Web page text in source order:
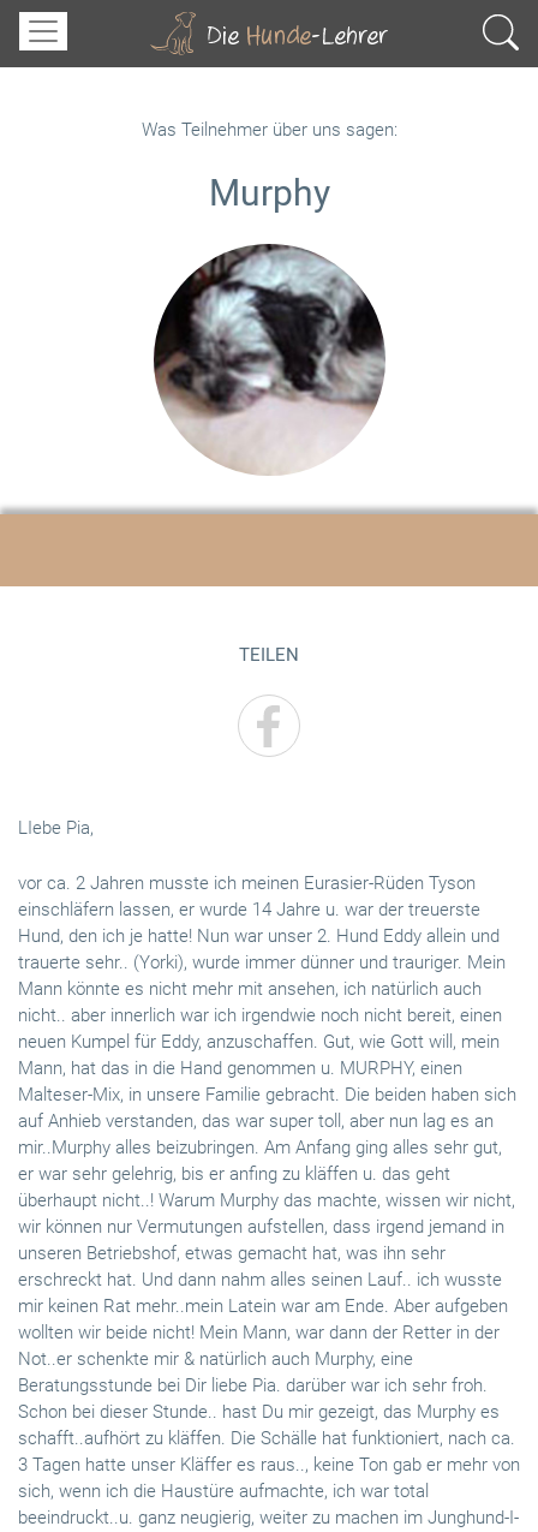
Was Teilnehmer über uns sagen:
Murphy
LIebe Pia,
vor ca. 2 Jahren musste ich meinen Eurasier-Rüden Tyson
einschläfern lassen, er wurde 14 Jahre u. war der treuerste
Hund, den ich je hatte! Nun war unser 2. Hund Eddy allein und
trauerte sehr.. (Yorki), wurde immer dünner und trauriger. Mein
Mann könnte es nicht mehr mit ansehen, ich natürlich auch
nicht.. aber innerlich war ich irgendwie noch nicht bereit, einen
neuen Kumpel für Eddy, anzuschaffen. Gut, wie Gott will, mein
Mann, hat das in die Hand genommen u. MURPHY, einen
Malteser-Mix, in unsere Familie gebracht. Die beiden haben sich
auf Anhieb verstanden, das war super toll, aber nun lag es an
mir..Murphy alles beizubringen. Am Anfang ging alles sehr gut,
er war sehr gelehrig, bis er anfing zu kläffen u. das geht
überhaupt nicht..! Warum Murphy das machte, wissen wir nicht,
wir können nur Vermutungen aufstellen, dass irgend jemand in
unseren Betriebshof, etwas gemacht hat, was ihn sehr
erschreckt hat. Und dann nahm alles seinen Lauf.. ich wusste
mir keinen Rat mehr..mein Latein war am Ende. Aber aufgeben
wollten wir beide nicht! Mein Mann, war dann der Retter in der
Not..er schenkte mir & natürlich auch Murphy, eine
Beratungsstunde bei Dir liebe Pia. darüber war ich sehr froh.
Schon bei dieser Stunde.. hast Du mir gezeigt, das Murphy es
schafft..aufhört zu kläffen. Die Schälle hat funktioniert, nach ca.
3 Tagen hatte unser Kläffer es raus.., keine Ton gab er mehr von
sich, wenn ich die Haustüre aufmachte, ich war total
beeindruckt..u. ganz neugierig, weiter zu machen im Junghund-I-
TEILEN